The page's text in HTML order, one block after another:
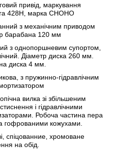
привід, маркування
428H, марка СHOHO
з механічним приводом
барабана 120 мм
з однопоршневим супортом,
Діаметр диска 260 мм.
диска 4 мм.
з пружинно-гідравлічним
вилка зі збільшеним
і гідравлічними
Робоча частина пера
гофрованими кожухами.
спіцованние, хромоване
на обід.